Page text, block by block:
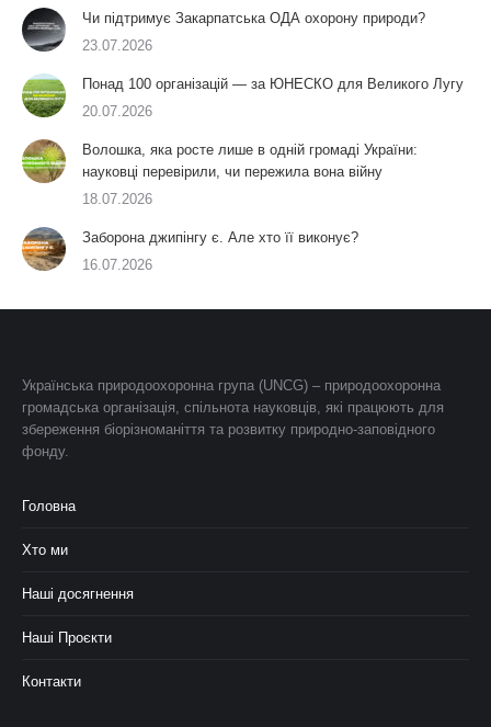
Чи підтримує Закарпатська ОДА охорону природи?
23.07.2026
Понад 100 організацій — за ЮНЕСКО для Великого Лугу
20.07.2026
Волошка, яка росте лише в одній громаді України:
науковці перевірили, чи пережила вона війну
18.07.2026
Заборона джипінгу є. Але хто її виконує?
16.07.2026
Українська природоохоронна група (UNCG) – природоохоронна
громадська організація, спільнота науковців, які працюють для
збереження біорізноманіття та розвитку природно-заповідного
фонду.
Головна
Хто ми
Наші досягнення
Наші Проєкти
Контакти